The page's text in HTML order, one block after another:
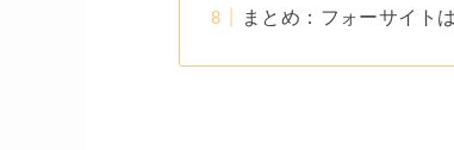
まとめ：フォーサイト